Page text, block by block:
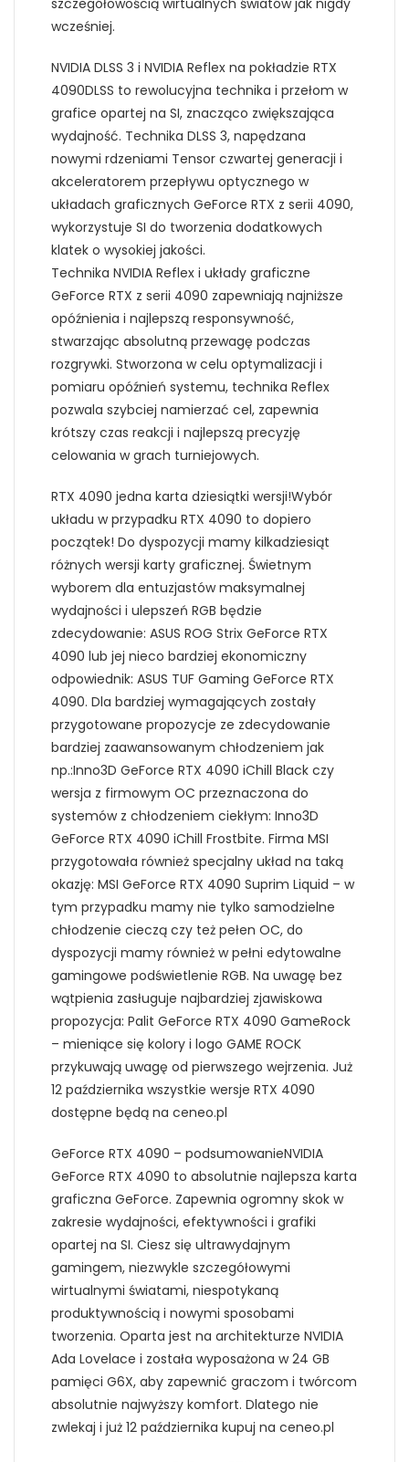
wcześniej.
NVIDIA DLSS 3 i NVIDIA Reflex na pokładzie RTX
4090DLSS to rewolucyjna technika i przełom w
grafice opartej na SI, znacząco zwiększająca
wydajność. Technika DLSS 3, napędzana
nowymi rdzeniami Tensor czwartej generacji i
akceleratorem przepływu optycznego w
układach graficznych GeForce RTX z serii 4090,
wykorzystuje SI do tworzenia dodatkowych
klatek o wysokiej jakości.
Technika NVIDIA Reflex i układy graficzne
GeForce RTX z serii 4090 zapewniają najniższe
opóźnienia i najlepszą responsywność,
stwarzając absolutną przewagę podczas
rozgrywki. Stworzona w celu optymalizacji i
pomiaru opóźnień systemu, technika Reflex
pozwala szybciej namierzać cel, zapewnia
krótszy czas reakcji i najlepszą precyzję
celowania w grach turniejowych.
RTX 4090 jedna karta dziesiątki wersji!Wybór
układu w przypadku RTX 4090 to dopiero
początek! Do dyspozycji mamy kilkadziesiąt
różnych wersji karty graficznej. Świetnym
wyborem dla entuzjastów maksymalnej
wydajności i ulepszeń RGB będzie
zdecydowanie: ASUS ROG Strix GeForce RTX
4090 lub jej nieco bardziej ekonomiczny
odpowiednik: ASUS TUF Gaming GeForce RTX
4090. Dla bardziej wymagających zostały
przygotowane propozycje ze zdecydowanie
bardziej zaawansowanym chłodzeniem jak
np.:Inno3D GeForce RTX 4090 iChill Black czy
wersja z firmowym OC przeznaczona do
systemów z chłodzeniem ciekłym: Inno3D
GeForce RTX 4090 iChill Frostbite. Firma MSI
przygotowała również specjalny układ na taką
okazję: MSI GeForce RTX 4090 Suprim Liquid – w
tym przypadku mamy nie tylko samodzielne
chłodzenie cieczą czy też pełen OC, do
dyspozycji mamy również w pełni edytowalne
gamingowe podświetlenie RGB. Na uwagę bez
wątpienia zasługuje najbardziej zjawiskowa
propozycja: Palit GeForce RTX 4090 GameRock
– mieniące się kolory i logo GAME ROCK
przykuwają uwagę od pierwszego wejrzenia. Już
12 października wszystkie wersje RTX 4090
dostępne będą na ceneo.pl
GeForce RTX 4090 – podsumowanieNVIDIA
GeForce RTX 4090 to absolutnie najlepsza karta
graficzna GeForce. Zapewnia ogromny skok w
zakresie wydajności, efektywności i grafiki
opartej na SI. Ciesz się ultrawydajnym
gamingem, niezwykle szczegółowymi
wirtualnymi światami, niespotykaną
produktywnością i nowymi sposobami
tworzenia. Oparta jest na architekturze NVIDIA
Ada Lovelace i została wyposażona w 24 GB
pamięci G6X, aby zapewnić graczom i twórcom
absolutnie najwyższy komfort. Dlatego nie
zwlekaj i już 12 października kupuj na ceneo.pl